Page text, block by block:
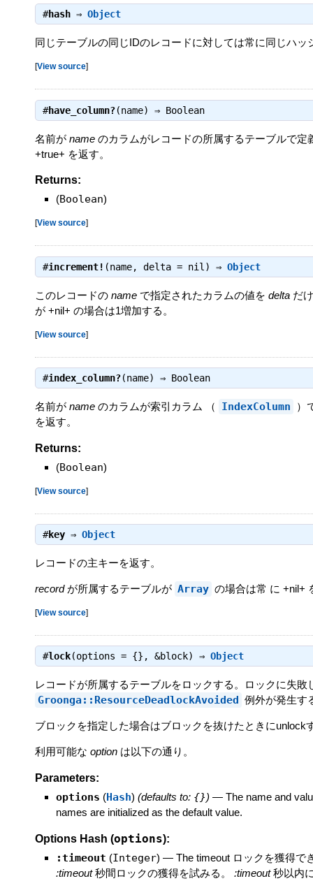
#hash ⇒ Object
同じテーブルの同じIDのレコードに対しては常に同じハッ
[View source]
#have_column?(name) ⇒ Boolean
名前が name のカラムがレコードの所属するテーブルで定
+true+ を返す。
Returns:
(Boolean)
[View source]
#increment! (name, delta = nil) ⇒ Object
このレコードの name で指定されたカラムの値を delta だ
が +nil+ の場合は1増加する。
[View source]
#index_column?(name) ⇒ Boolean
名前が name のカラムが索引カラム （ IndexColumn
）
を返す。
Returns:
(Boolean)
[View source]
#key ⇒ Object
レコードの主キーを返す。
recordが所属するテーブルが Array の場合は常 に +nil+
[View source]
#lock(options = {}, &block) ⇒ Object
レコードが所属するテーブルをロックする。ロックに失敗
Groonga::ResourceDeadlockAvoided 例外が発生す
ブロックを指定した場合はブロックを抜けたときにunlock
利用可能な option は以下の通り。
Parameters:
options (Hash) (defaults to: {}) — The name and
names are initialized as the default value.
Options Hash (options):
:timeout (Integer) — The timeout ロックを獲得で
:timeout秒間ロックの獲得を試みる。 :timeout秒以内